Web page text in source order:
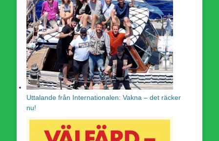
Uttalande från Internationalen: Vakna – det räcker
nu!